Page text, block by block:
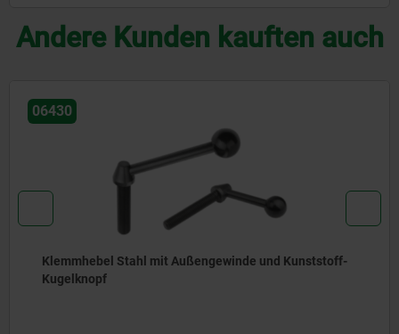
Andere Kunden kauften auch
Klemmhebel Zinkdruckguss mit Innengewinde und
Schutzkappe, seidenmatt reinorange,